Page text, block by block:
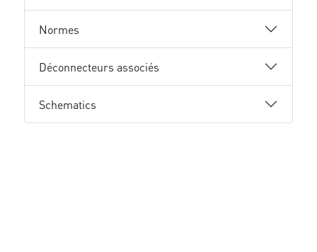
Normes
Déconnecteurs associés
Schematics